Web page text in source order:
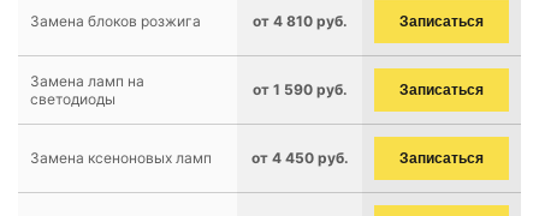
Замена блоков розжига от 4 810 руб. Записаться
Замена ламп на
светодиоды
от 1 590 руб. Записаться
Замена ксеноновых ламп от 4 450 руб. Записаться